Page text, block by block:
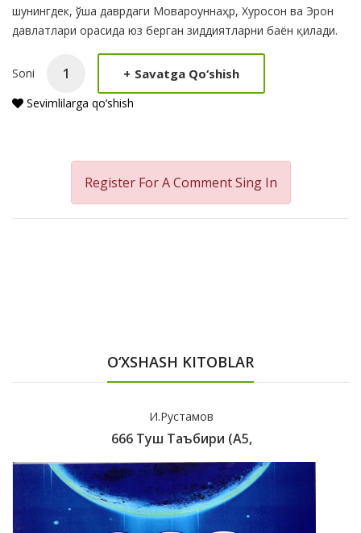
шунингдек, ўша даврдаги Мовароуннаҳр, Хуросон ва Эрон
давлатлари орасида юз берган зиддиятларни баён қилади.
Soni + Savatga Qo‘shish
Sevimlilarga qo‘shish
Register For A CommentSing In
O‘XSHASH KITOBLAR
И.Рустамов
666 Туш Таъбири (А5,